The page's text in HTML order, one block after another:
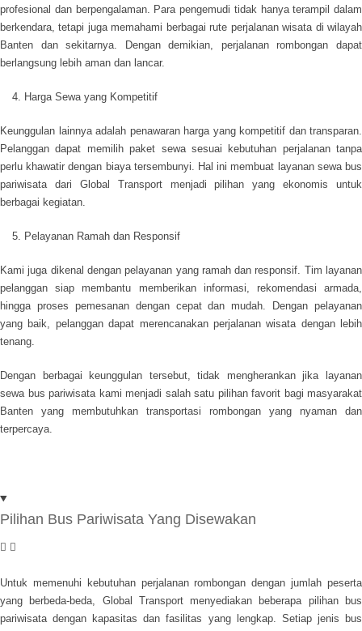
profesional dan berpengalaman. Para pengemudi tidak hanya terampil dalam
berkendara, tetapi juga memahami berbagai rute perjalanan wisata di wilayah
Banten dan sekitarnya. Dengan demikian, perjalanan rombongan dapat
berlangsung lebih aman dan lancar.
Harga Sewa yang Kompetitif
Keunggulan lainnya adalah penawaran harga yang kompetitif dan transparan.
Pelanggan dapat memilih paket sewa sesuai kebutuhan perjalanan tanpa
perlu khawatir dengan biaya tersembunyi. Hal ini membuat layanan sewa bus
pariwisata dari Global Transport menjadi pilihan yang ekonomis untuk
berbagai kegiatan.
Pelayanan Ramah dan Responsif
Kami juga dikenal dengan pelayanan yang ramah dan responsif. Tim layanan
pelanggan siap membantu memberikan informasi, rekomendasi armada,
hingga proses pemesanan dengan cepat dan mudah. Dengan pelayanan
yang baik, pelanggan dapat merencanakan perjalanan wisata dengan lebih
tenang.
Dengan berbagai keunggulan tersebut, tidak mengherankan jika layanan
sewa bus pariwisata kami menjadi salah satu pilihan favorit bagi masyarakat
Banten yang membutuhkan transportasi rombongan yang nyaman dan
terpercaya.
Pilihan Bus Pariwisata Yang Disewakan
Untuk memenuhi kebutuhan perjalanan rombongan dengan jumlah peserta
yang berbeda-beda, Global Transport menyediakan beberapa pilihan bus
pariwisata dengan kapasitas dan fasilitas yang lengkap. Setiap jenis bus